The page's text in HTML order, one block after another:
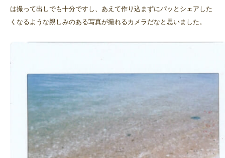
は撮って出しでも十分ですし、あえて作り込まずにパッとシェアした
くなるような親しみのある写真が撮れるカメラだなと思いました。